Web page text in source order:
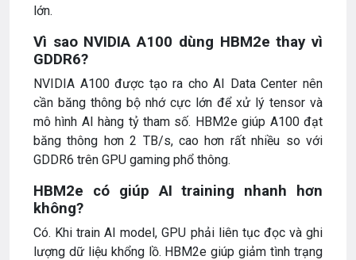
lớn.
Vì sao NVIDIA A100 dùng HBM2e thay vì
GDDR6?
NVIDIA A100 được tạo ra cho AI Data Center nên
cần băng thông bộ nhớ cực lớn để xử lý tensor và
mô hình AI hàng tỷ tham số. HBM2e giúp A100 đạt
băng thông hơn 2 TB/s, cao hơn rất nhiều so với
GDDR6 trên GPU gaming phổ thông.
HBM2e có giúp AI training nhanh hơn
không?
Có. Khi train AI model, GPU phải liên tục đọc và ghi
lượng dữ liệu khổng lồ. HBM2e giúp giảm tình trạng